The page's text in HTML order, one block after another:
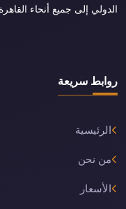
الدولي إلى جميع أنحاء
روابط سريعة
الرئيسية
من نحن
الأسعار